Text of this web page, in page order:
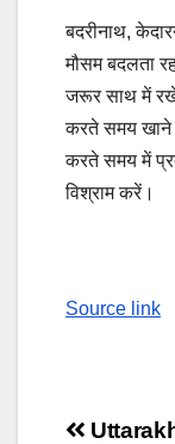
बदरीनाथ,
मौसम बदलता
जरूर साथ में
करते समय खाने
करते समय में
विश्राम करें।
Source link